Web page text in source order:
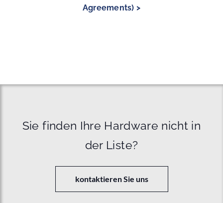
Agreements) >
Sie finden Ihre Hardware nicht in
der Liste?
kontaktieren Sie uns